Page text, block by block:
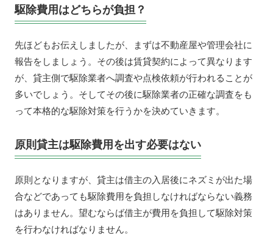
駆除費用はどちらが負担？
先ほどもお伝えしましたが、まずは不動産屋や管理会社に
報告をしましょう。その後は賃貸契約によって異なります
が、貸主側で駆除業者へ調査や点検依頼が行われることが
多いでしょう。そしてその後に駆除業者の正確な調査をも
って本格的な駆除対策を行うかを決めていきます。
原則貸主は駆除費用を出す必要はない
原則となりますが、貸主は借主の入居後にネズミが出た場
合などであっても駆除費用を負担しなければならない義務
はありません。望むならば借主が費用を負担して駆除対策
を行わなければなりません。